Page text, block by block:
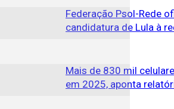
Federação Psol-Rede
candidatura de Lula à
Mais de 830 mil
em 2025, aponta